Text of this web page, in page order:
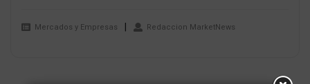
Mercados y Empresas Redaccion MarketNews